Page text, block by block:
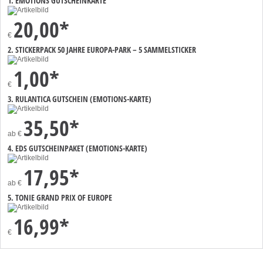
€ 20,00*
2. STICKERPACK 50 JAHRE EUROPA-PARK – 5 SAMMELSTICKER
€ 1,00*
3. RULANTICA GUTSCHEIN (EMOTIONS-KARTE)
ab € 35,50*
4. EDS GUTSCHEINPAKET (EMOTIONS-KARTE)
ab € 17,95*
5. TONIE GRAND PRIX OF EUROPE
€ 16,99*